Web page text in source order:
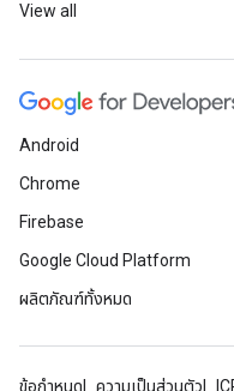
View all
Android
Chrome
Firebase
Google Cloud Platform
ผลิตภัณฑ์ทั้งหมด
ข้อกำหนด ความเป็นส่วนตัว